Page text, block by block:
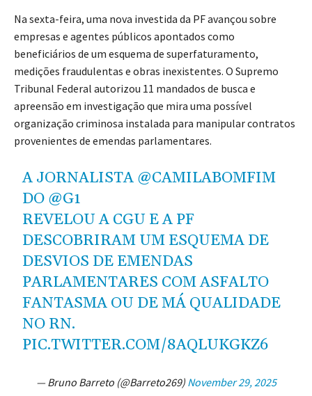
Na sexta-feira, uma nova investida da PF avançou sobre
empresas e agentes públicos apontados como
beneficiários de um esquema de superfaturamento,
medições fraudulentas e obras inexistentes. O Supremo
Tribunal Federal autorizou 11 mandados de busca e
apreensão em investigação que mira uma possível
organização criminosa instalada para manipular contratos
provenientes de emendas parlamentares.
A JORNALISTA @CAMILABOMFIM
DO @G1
REVELOU A CGU E A PF
DESCOBRIRAM UM ESQUEMA DE
DESVIOS DE EMENDAS
PARLAMENTARES COM ASFALTO
FANTASMA OU DE MÁ QUALIDADE
NO RN.
PIC.TWITTER.COM/8AQLUKGKZ6
— Bruno Barreto (@Barreto269) November 29, 2025